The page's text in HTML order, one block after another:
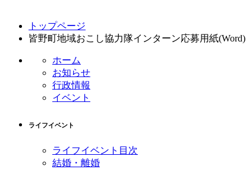
トップページ
皆野町地域おこし協力隊インターン応募用紙(Word)
ホーム
お知らせ
行政情報
イベント
ライフイベント
ライフイベント目次
結婚・離婚